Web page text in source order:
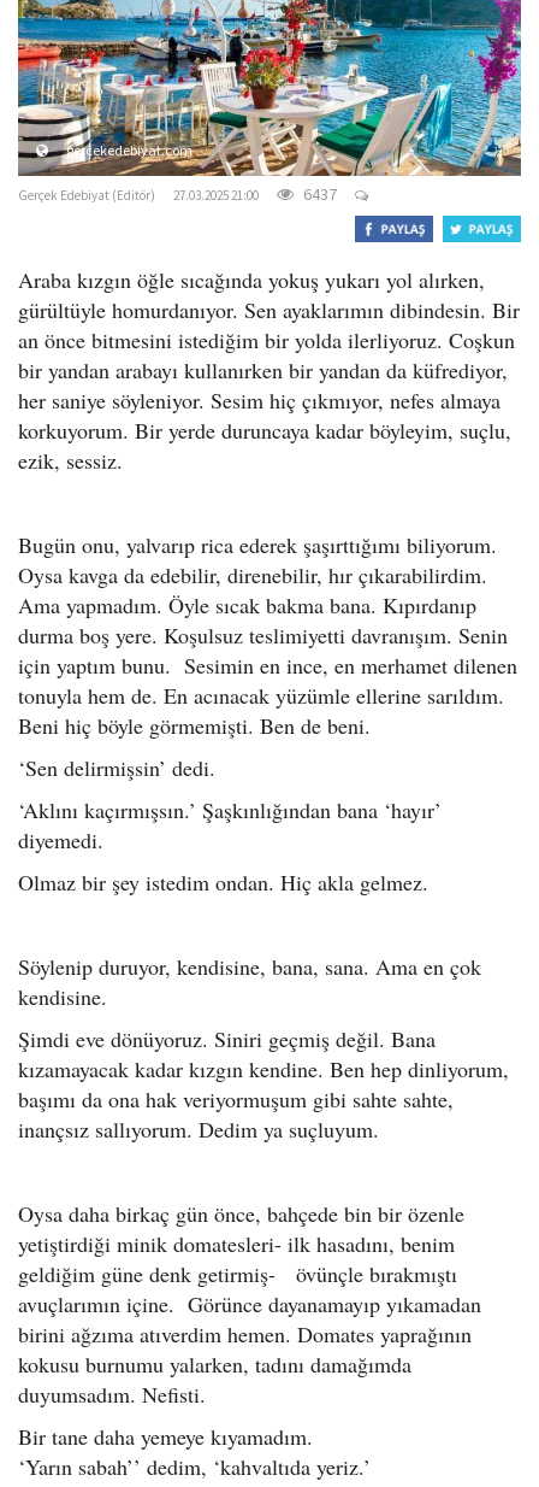
gercekedebiyat.com
Gerçek Edebiyat (Editör) 27.03.2025 21:00 6437
Araba kızgın öğle sıcağında yokuş yukarı yol alırken,
gürültüyle homurdanıyor. Sen ayaklarımın dibindesin. Bir
an önce bitmesini istediğim bir yolda ilerliyoruz. Coşkun
bir yandan arabayı kullanırken bir yandan da küfrediyor,
her saniye söyleniyor. Sesim hiç çıkmıyor, nefes almaya
korkuyorum. Bir yerde duruncaya kadar böyleyim, suçlu,
ezik, sessiz.
Bugün onu, yalvarıp rica ederek şaşırttığımı biliyorum.
Oysa kavga da edebilir, direnebilir, hır çıkarabilirdim.
Ama yapmadım. Öyle sıcak bakma bana. Kıpırdanıp
durma boş yere. Koşulsuz teslimiyetti davranışım. Senin
için yaptım bunu. Sesimin en ince, en merhamet dilenen
tonuyla hem de. En acınacak yüzümle ellerine sarıldım.
Beni hiç böyle görmemişti. Ben de beni.
‘Sen delirmişsin’ dedi.
‘Aklını kaçırmışsın.’ Şaşkınlığından bana ‘hayır’
diyemedi.
Olmaz bir şey istedim ondan. Hiç akla gelmez.
Söylenip duruyor, kendisine, bana, sana. Ama en çok
kendisine.
Şimdi eve dönüyoruz. Siniri geçmiş değil. Bana
kızamayacak kadar kızgın kendine. Ben hep dinliyorum,
başımı da ona hak veriyormuşum gibi sahte sahte,
inançsız sallıyorum. Dedim ya suçluyum.
Oysa daha birkaç gün önce, bahçede bin bir özenle
yetiştirdiği minik domatesleri- ilk hasadını, benim
geldiğim güne denk getirmiş- övünçle bırakmıştı
avuçlarımın içine. Görünce dayanamayıp yıkamadan
birini ağzıma atıverdim hemen. Domates yaprağının
kokusu burnumu yalarken, tadını damağımda
duyumsadım. Nefisti.
Bir tane daha yemeye kıyamadım.
‘Yarın sabah’’ dedim, ‘kahvaltıda yeriz.’